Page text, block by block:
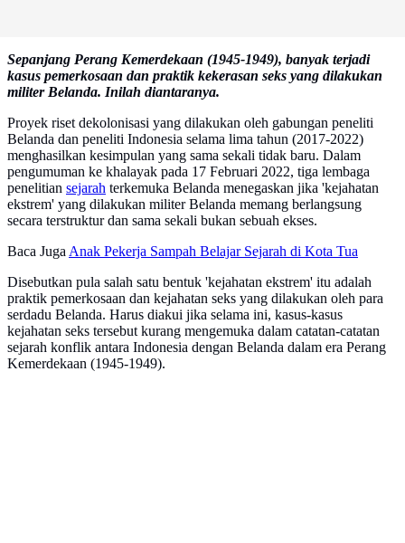
Sepanjang Perang Kemerdekaan (1945-1949), banyak terjadi
kasus pemerkosaan dan praktik kekerasan seks yang dilakukan
militer Belanda. Inilah diantaranya.
Proyek riset dekolonisasi yang dilakukan oleh gabungan peneliti
Belanda dan peneliti Indonesia selama lima tahun (2017-2022)
menghasilkan kesimpulan yang sama sekali tidak baru. Dalam
pengumuman ke khalayak pada 17 Februari 2022, tiga lembaga
penelitian sejarah terkemuka Belanda menegaskan jika 'kejahatan
ekstrem' yang dilakukan militer Belanda memang berlangsung
secara terstruktur dan sama sekali bukan sebuah ekses.
Baca JugaAnak Pekerja Sampah Belajar Sejarah di Kota Tua
Disebutkan pula salah satu bentuk 'kejahatan ekstrem' itu adalah
praktik pemerkosaan dan kejahatan seks yang dilakukan oleh para
serdadu Belanda. Harus diakui jika selama ini, kasus-kasus
kejahatan seks tersebut kurang mengemuka dalam catatan-catatan
sejarah konflik antara Indonesia dengan Belanda dalam era Perang
Kemerdekaan (1945-1949).